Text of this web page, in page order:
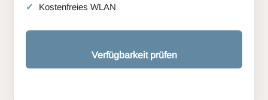
Kostenfreies WLAN
Verfügbarkeit prüfen